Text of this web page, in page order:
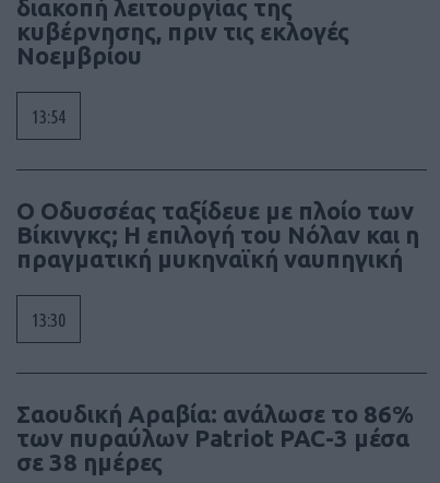
διακοπή λειτουργίας της
κυβέρνησης, πριν τις εκλογές
Νοεμβρίου
13:54
Ο Οδυσσέας ταξίδευε με πλοίο των
Βίκινγκς; Η επιλογή του Νόλαν και η
πραγματική μυκηναϊκή ναυπηγική
13:30
Σαουδική Αραβία: ανάλωσε το 86%
των πυραύλων Patriot PAC-3 μέσα
σε 38 ημέρες